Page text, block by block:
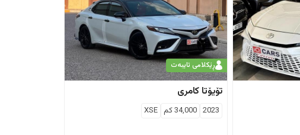
ڕێکلامی تایبەت
تۆیۆتا کامری
2023
34,000كم XSE